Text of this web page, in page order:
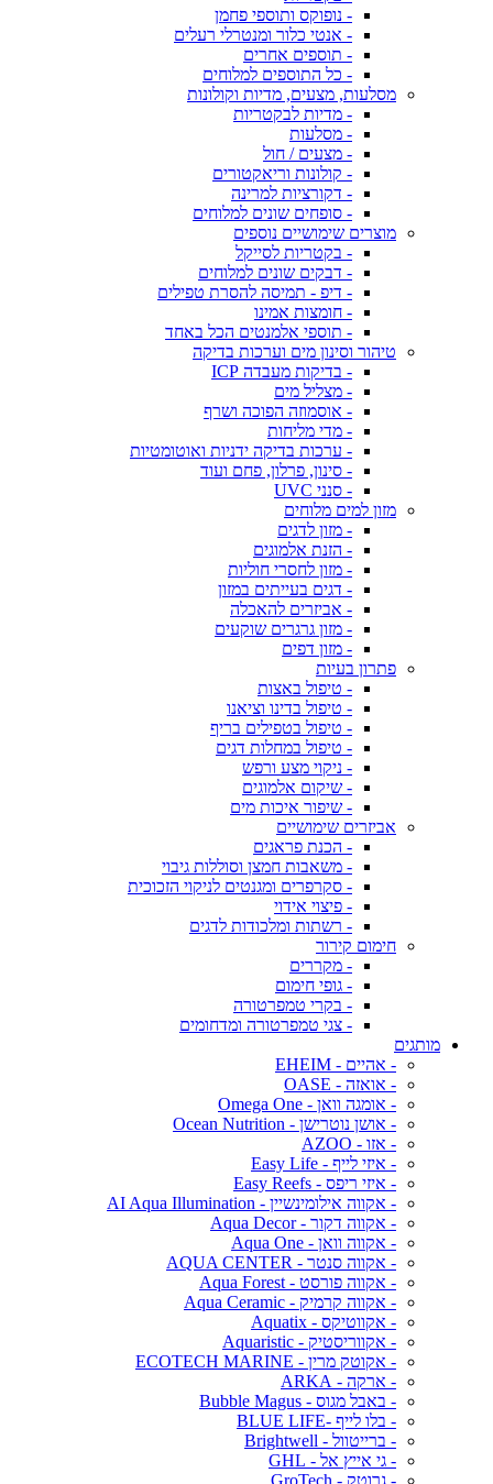
- נופוקס ותוספי פחמן
- אנטי כלור ומנטרלי רעלים
- תוספים אחרים
- כל התוספים למלוחים
מסלעות, מצעים, מדיות וקולונות
- מדיות לבקטריות
- מסלעות
- מצעים / חול
- קולונות וריאקטורים
- דקורציות למרינה
- סופחים שונים למלוחים
מוצרים שימושיים נוספים
- בקטריות לסייקל
- דבקים שונים למלוחים
- דיפ - תמיסה להסרת טפילים
- חומצות אמינו
- תוספי אלמנטים הכל באחד
טיהור וסינון מים וערכות בדיקה
- בדיקות מעבדה ICP
- מצליל מים
- אוסמוזה הפוכה ושרף
- מדי מליחות
- ערכות בדיקה ידניות ואוטומטיות
- סינון, פרלון, פחם ועוד
- סנני UVC
מזון למים מלוחים
- מזון לדגים
- הזנת אלמוגים
- מזון לחסרי חוליות
- דגים בעייתים במזון
- אביזרים להאכלה
- מזון גרגרים שוקעים
- מזון דפים
פתרון בעיות
- טיפול באצות
- טיפול בדינו וציאנו
- טיפול בטפילים בריף
- טיפול במחלות דגים
- ניקוי מצע ורפש
- שיקום אלמוגים
- שיפור איכות מים
אביזרים שימושיים
- הכנת פראגים
- משאבות חמצן וסוללות גיבוי
- סקרפרים ומגנטים לניקוי הזכוכית
- פיצוי אידוי
- רשתות ומלכודות לדגים
חימום קירור
- מקררים
- גופי חימום
- בקרי טמפרטורה
- צגי טמפרטורה ומדחומים
מותגים
- אהיים - EHEIM
- אואזה - OASE
- אומגה וואן - Omega One
- אושן נוטרישן - Ocean Nutrition
- אזו - AZOO
- איזי לייף - Easy Life
- איזי ריפס - Easy Reefs
- אקווה אילומינשיין - AI Aqua Illumination
- אקווה דקור - Aqua Decor
- אקווה וואן - Aqua One
- אקווה סנטר - AQUA CENTER
- אקווה פורסט - Aqua Forest
- אקווה קרמיק - Aqua Ceramic
- אקווטיקס - Aquatix
- אקווריסטיק - Aquaristic
- אקוטק מרין - ECOTECH MARINE
- ארקה - ARKA
- באבל מגוס - Bubble Magus
- בלו לייף -BLUE LIFE
- ברייטוול - Brightwell
- גי אייץ אל - GHL
- גרוטק - GroTech